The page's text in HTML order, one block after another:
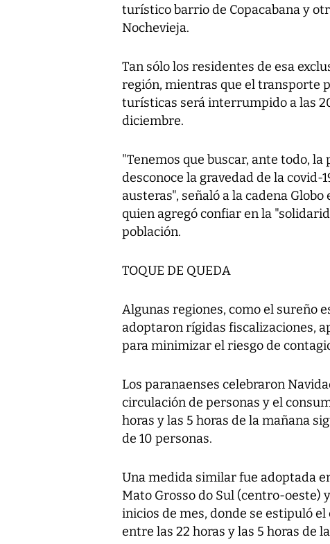
turístico barrio de Copacabana y
Nochevieja.
Tan sólo los residentes de esa
región, mientras que el transporte
turísticas será interrumpido a las
diciembre.
"Tenemos que buscar, ante todo,
desconoce la gravedad de la covid-
austeras", señaló a la cadena
quien agregó confiar en la
población.
TOQUE DE QUEDA
Algunas regiones, como el sureño
adoptaron rígidas fiscalizaciones,
para minimizar el riesgo de
Los paranaenses celebraron
circulación de personas y el
horas y las 5 horas de la mañana
de 10 personas.
Una medida similar fue adoptada
Mato Grosso do Sul (centro-oeste)
inicios de mes, donde se estipuló
entre las 22 horas y las 5 horas de